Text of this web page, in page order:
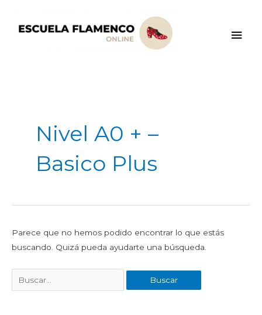
contenido
Nivel A0 + –
Basico Plus
Parece que no hemos podido encontrar lo que estás
buscando. Quizá pueda ayudarte una búsqueda.